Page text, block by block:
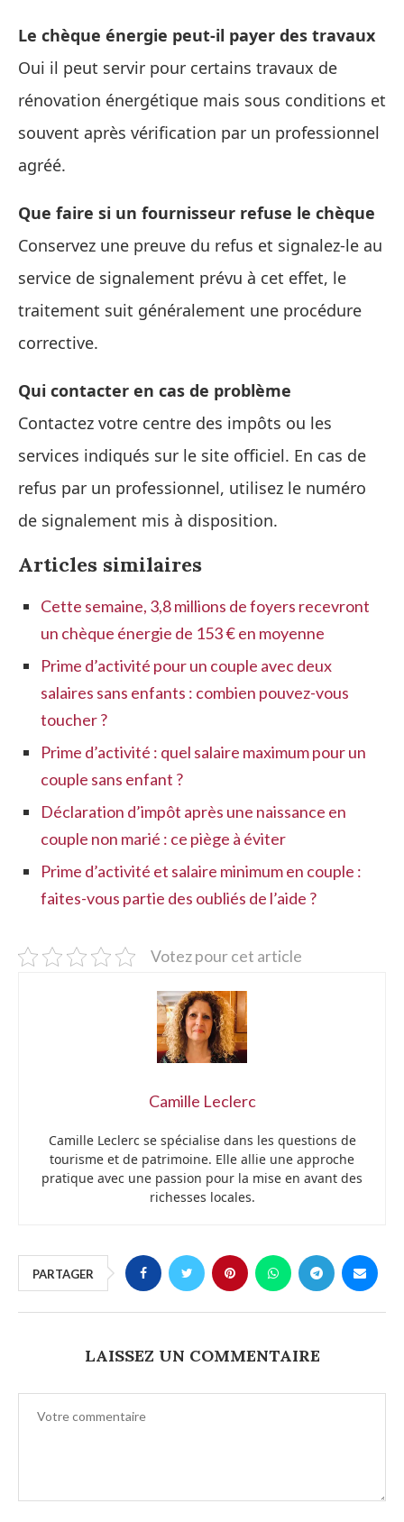
Le chèque énergie peut-il payer des travaux
Oui il peut servir pour certains travaux de
rénovation énergétique mais sous conditions et
souvent après vérification par un professionnel
agréé.
Que faire si un fournisseur refuse le chèque
Conservez une preuve du refus et signalez-le au
service de signalement prévu à cet effet, le
traitement suit généralement une procédure
corrective.
Qui contacter en cas de problème
Contactez votre centre des impôts ou les
services indiqués sur le site officiel. En cas de
refus par un professionnel, utilisez le numéro
de signalement mis à disposition.
Articles similaires
Cette semaine, 3,8 millions de foyers recevront
un chèque énergie de 153 € en moyenne
Prime d’activité pour un couple avec deux
salaires sans enfants : combien pouvez-vous
toucher ?
Prime d’activité : quel salaire maximum pour un
couple sans enfant ?
Déclaration d’impôt après une naissance en
couple non marié : ce piège à éviter
Prime d’activité et salaire minimum en couple :
faites-vous partie des oubliés de l’aide ?
Votez pour cet article
Camille Leclerc
Camille Leclerc se spécialise dans les questions de
tourisme et de patrimoine. Elle allie une approche
pratique avec une passion pour la mise en avant des
richesses locales.
PARTAGER
LAISSEZ UN COMMENTAIRE